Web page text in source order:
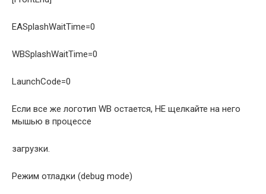
EASplashWaitTime=0
WBSplashWaitTime=0
LaunchCode=0
Если все же логотип WB остается, НЕ щелкайте на него
мышью в процессе
загрузки.
Режим отладки (debug mode)